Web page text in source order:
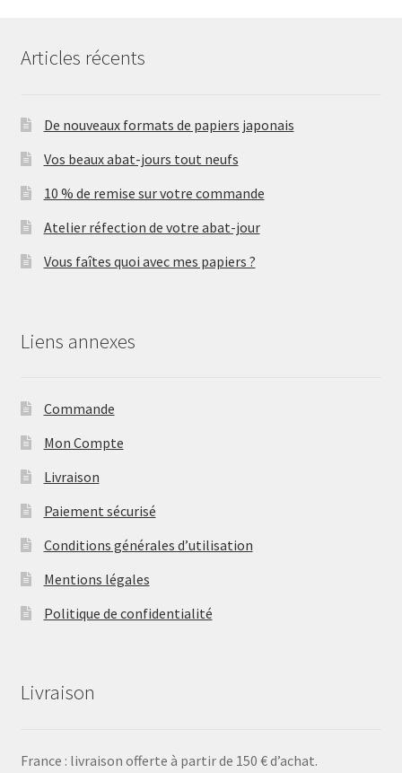
Articles récents
De nouveaux formats de papiers japonais
Vos beaux abat-jours tout neufs
10 % de remise sur votre commande
Atelier réfection de votre abat-jour
Vous faîtes quoi avec mes papiers ?
Liens annexes
Commande
Mon Compte
Livraison
Paiement sécurisé
Conditions générales d’utilisation
Mentions légales
Politique de confidentialité
Livraison
France : livraison offerte à partir de 150 € d’achat.